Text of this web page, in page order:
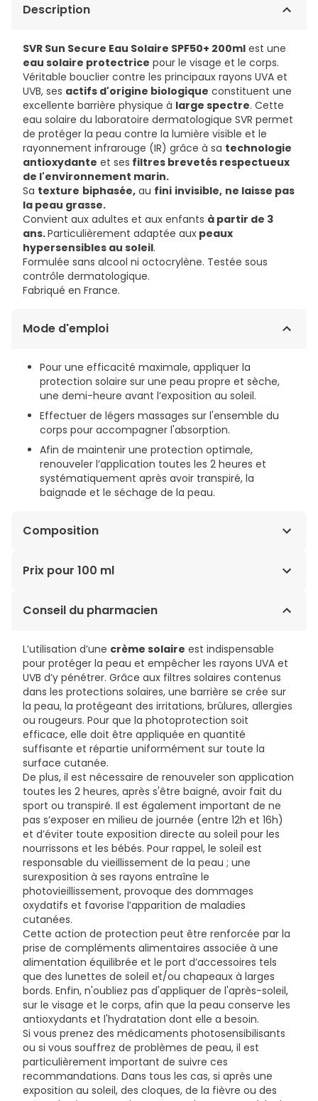
Description
SVR Sun Secure Eau Solaire SPF50+ 200ml est une
eau solaire protectrice pour le visage et le corps.
Véritable bouclier contre les principaux rayons UVA et
UVB, ses actifs d'origine biologique constituent une
excellente barrière physique à large spectre. Cette
eau solaire du laboratoire dermatologique SVR permet
de protéger la peau contre la lumière visible et le
rayonnement infrarouge (IR) grâce à sa technologie
antioxydante et ses filtres brevetés respectueux
de l'environnement marin.
Sa texture biphasée, au fini invisible, ne laisse pas
la peau grasse.
Convient aux adultes et aux enfants à partir de 3
ans.Particulièrement adaptée aux peaux
hypersensibles au soleil.
Formulée sans alcool ni octocrylène. Testée sous
contrôle dermatologique.
Fabriqué en France.
Mode d'emploi
Pour une efficacité maximale, appliquer la
protection solaire sur une peau propre et sèche,
une demi-heure avant l’exposition au soleil.
Effectuer de légers massages sur l'ensemble du
corps pour accompagner l'absorption.
Afin de maintenir une protection optimale,
renouveler l’application toutes les 2 heures et
systématiquement après avoir transpiré, la
baignade et le séchage de la peau.
Composition
AQUA/WATER/EAU, DICAPRYLYL CARBONATE, COCO-
METHOXYPHENYL TRIAZINE, DICAPRYLYL ETHER,
EXTRACT, GLYCINE SOJA (SOYBEAN) OIL, HEXYLENE
GLYCOL, LEPIDIUM SATIVUM SPROUT EXTRACT,
HELIANTHUS ANNUUS (SUNFLOWER) SEED OIL,
TOCOPHEROL, CAPRYLIC/CAPRIC TRIGLYCERIDE, CITRIC
ACID, COCO-BETAINE, POTASSIUM SORBATE, SODIUM
BENZOATE, PARFUM (FRAGRANCE).
Prix pour 100 ml
6,00€ / 100 ml
Conseil du pharmacien
L’utilisation d’une crème solaire est indispensable
pour protéger la peau et empêcher les rayons UVA et
UVB d’y pénétrer. Grâce aux filtres solaires contenus
dans les protections solaires, une barrière se crée sur
la peau, la protégeant des irritations, brûlures, allergies
ou rougeurs. Pour que la photoprotection soit
efficace, elle doit être appliquée en quantité
suffisante et répartie uniformément sur toute la
surface cutanée.
De plus, il est nécessaire de renouveler son application
toutes les 2 heures, après s'être baigné, avoir fait du
sport ou transpiré. Il est également important de ne
pas s’exposer en milieu de journée (entre 12h et 16h)
et d’éviter toute exposition directe au soleil pour les
nourrissons et les bébés. Pour rappel, le soleil est
responsable du vieillissement de la peau ; une
surexposition à ses rayons entraîne le
photovieillissement, provoque des dommages
oxydatifs et favorise l’apparition de maladies
cutanées.
Cette action de protection peut être renforcée par la
prise de compléments alimentaires associée à une
alimentation équilibrée et le port d’accessoires tels
que des lunettes de soleil et/ou chapeaux à larges
bords. Enfin, n'oubliez pas d'appliquer de l'après-soleil,
sur le visage et le corps, afin que la peau conserve les
antioxydants et l'hydratation dont elle a besoin.
Si vous prenez des médicaments photosensibilisants
ou si vous souffrez de problèmes de peau, il est
particulièrement important de suivre ces
recommandations. Dans tous les cas, si après une
exposition au soleil, des cloques, de la fièvre ou des